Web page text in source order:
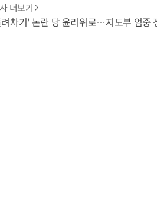
더보기
차기' 논란 당 윤리위로…지도부 엄중